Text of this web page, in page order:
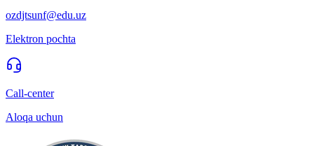
ozdjtsunf@edu.uz
Elektron pochta
Call-center
Aloqa uchun